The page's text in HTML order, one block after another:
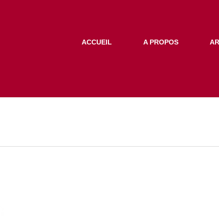
ACCUEIL A PROPOS